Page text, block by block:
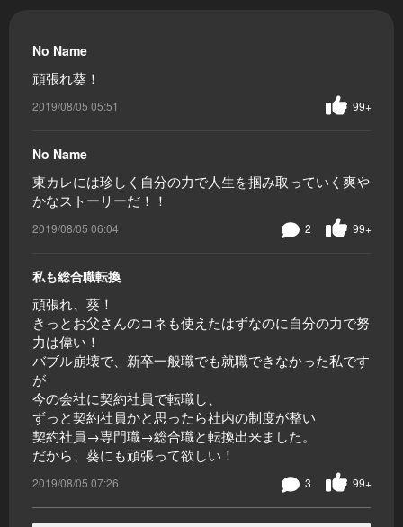
No Name
頑張れ葵！
2019/08/05 05:51 99+
No Name
東カレには珍しく自分の力で人生を掴み取っていく爽や
かなストーリーだ！！
2019/08/05 06:04 99+
2
私も総合職転換
頑張れ、葵！
きっとお父さんのコネも使えたはずなのに自分の力で努
力は偉い！
バブル崩壊で、新卒一般職でも就職できなかった私です
が
今の会社に契約社員で転職し、
ずっと契約社員かと思ったら社内の制度が整い
契約社員→専門職→総合職と転換出来ました。
だから、葵にも頑張って欲しい！
2019/08/05 07:26 99+
3